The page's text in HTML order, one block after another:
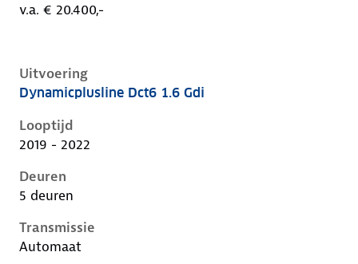
v.a. € 20.400,-
Uitvoering
Kia Niro i-de-1e-facelift, 1.6 gdi, 104 kW, Hybride
Dynamicplusline Dct6 1.6 Gdi
Looptijd
2019 - 2022
Deuren
5 deuren
Transmissie
Automaat